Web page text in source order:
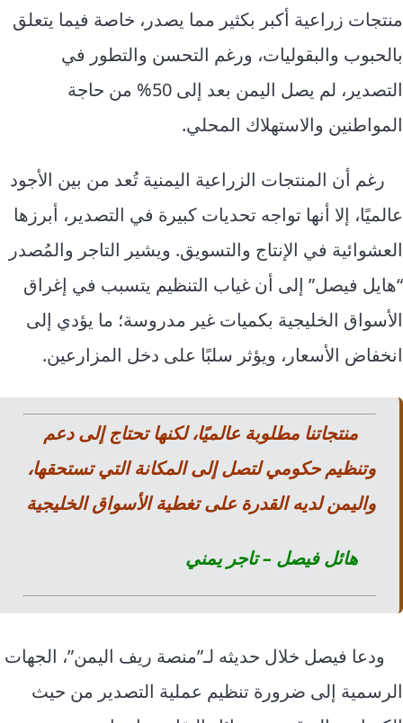
منتجات زراعية أكبر بكثير مما يصدر، خاصة فيما يتعلق
بالحبوب والبقوليات، ورغم التحسن والتطور في
التصدير، لم يصل اليمن بعد إلى 50% من حاجة
المواطنين والاستهلاك المحلي.
رغم أن المنتجات الزراعية اليمنية تُعد من بين الأجود
عالميًا، إلا أنها تواجه تحديات كبيرة في التصدير، أبرزها
العشوائية في الإنتاج والتسويق. ويشير التاجر والمُصدر
“هايل فيصل” إلى أن غياب التنظيم يتسبب في إغراق
الأسواق الخليجية بكميات غير مدروسة؛ ما يؤدي إلى
انخفاض الأسعار، ويؤثر سلبًا على دخل المزارعين.
منتجاتنا مطلوبة عالميًا، لكنها تحتاج إلى دعم
وتنظيم حكومي لتصل إلى المكانة التي تستحقها،
واليمن لديه القدرة على تغطية الأسواق الخليجية
هائل فيصل – تاجر يمني
ودعا فيصل خلال حديثه لـ”منصة ريف اليمن”، الجهات
الرسمية إلى ضرورة تنظيم عملية التصدير من حيث